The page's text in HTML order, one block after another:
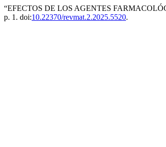
“EFECTOS DE LOS AGENTES
p. 1. doi:10.22370/revmat.2.2025.5520.